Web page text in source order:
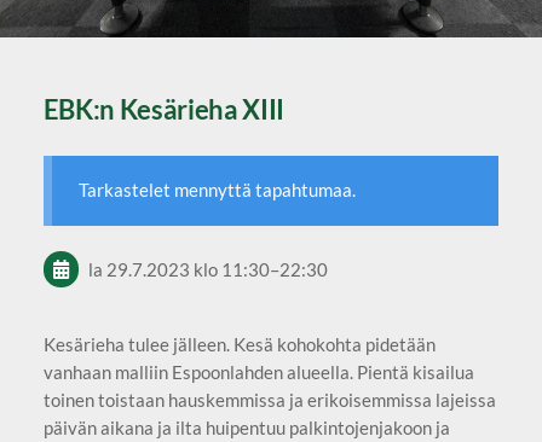
EBK:n Kesärieha XIII
Tarkastelet mennyttä tapahtumaa.
la 29.7.2023 klo 11:30–22:30
Kesärieha tulee jälleen. Kesä kohokohta pidetään
vanhaan malliin Espoonlahden alueella. Pientä kisailua
toinen toistaan hauskemmissa ja erikoisemmissa lajeissa
päivän aikana ja ilta huipentuu palkintojenjakoon ja